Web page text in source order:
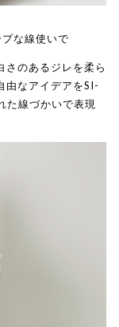
な線使いで
さのあるジレを柔ら
由なアイデアをSI-
た線づかいで表現